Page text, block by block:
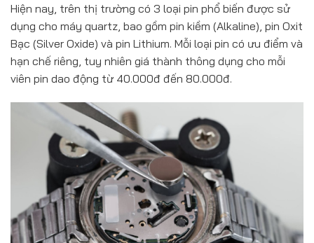
Hiện nay, trên thị trường có 3 loại pin phổ biến được sử
dụng cho máy quartz, bao gồm pin kiềm (Alkaline), pin Oxit
Bạc (Silver Oxide) và pin Lithium. Mỗi loại pin có ưu điểm và
hạn chế riêng, tuy nhiên giá thành thông dụng cho mỗi
viên pin dao động từ 40.000đ đến 80.000đ.